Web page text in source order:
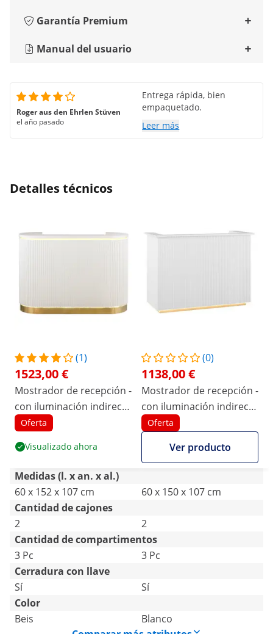
Garantía Premium
Manual del usuario
Roger aus den Ehrlen Stüven
el año pasado
Entrega rápida, bien
empaquetado.
Leer más
Detalles técnicos
(1)
1523,00 €
Mostrador de recepción -
con iluminación indirecta
- con cierre
Oferta
Visualizado ahora
(0)
1138,00 €
Mostrador de recepción -
con iluminación indirecta
- con cerradura - estante
extraíble para teclado
Oferta
Ver producto
Medidas (l. x an. x al.)
60 x 152 x 107 cm
60 x 150 x 107 cm
Cantidad de cajones
2
2
Cantidad de compartimentos
3 Pc
3 Pc
Cerradura con llave
Sí
Sí
Color
Beis
Blanco